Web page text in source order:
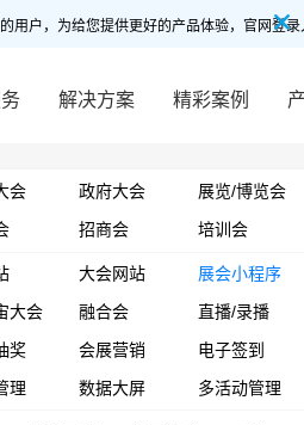
用户，为给您提供更好的产品体验，官网登
解决方案 精彩案例
会 政府大会
展览/博览会
招商会 培训会
大会网站
展会小程序
大会
融合会
直播/录播
奖
会展营销
电子签到
理
数据大屏 多活动管理